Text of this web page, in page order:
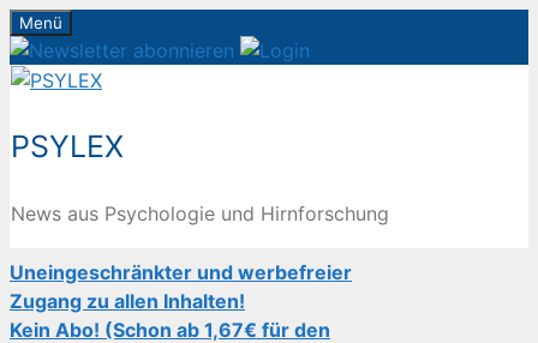
Zum
Inhalt
springen
Menü
PSYLEX
News aus Psychologie und Hirnforschung
Uneingeschränkter und werbefreier
Zugang zu allen Inhalten!
Kein Abo! (Schon ab 1,67€ für den